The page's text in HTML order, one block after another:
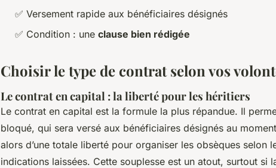
✅ Versement rapide aux bénéficiaires désignés
✅ Condition : une clause bien rédigée
Choisir le type de contrat selon vos
Le contrat en capital : la liberté pour les héritiers
Le contrat en capital est la formule la plus répandue. Il
bloqué, qui sera versé aux bénéficiaires désignés au
alors d’une totale liberté pour organiser les obsèques selon
indications laissées. Cette souplesse est un atout, surtout si